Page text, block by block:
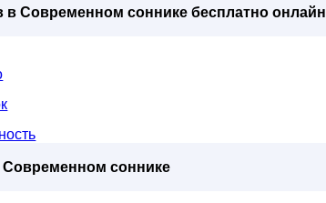
в Современном соннике бесплатно онлайн
Современном соннике